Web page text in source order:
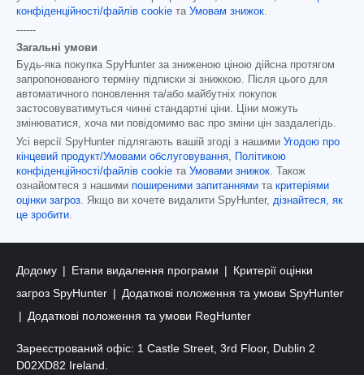
конфіденційності/файлів cookie та Умовам знижок
------
Загальні умови
Будь-яка покупка SpyHunter за зниженою ціною дійсна протягом
запропонованого терміну підписки зі знижкою. Після цього для
автоматичного поновлення та/або майбутніх покупок
застосовуватимуться чинні стандартні ціни. Ціни можуть
змінюватися, хоча ми повідомимо вас про зміни цін заздалегідь.
Усі версії SpyHunter підлягають вашій згоді з нашими Угодою про
кінцевий продукт/Умовами обслуговування
Політикою
конфіденційності/файлів cookie та Умовами знижок . Також
ознайомтеся з нашими поширеними запитаннями та критеріями
оцінки загроз . Якщо ви хочете видалити SpyHunter, дізнайтеся, як
це зробити
Додому Етапи видалення програми
Критерії оцінки
загроз SpyHunter
Додаткові положення та умови SpyHunter
Додаткові положення та умови RegHunter
Зареєстрований офіс: 1 Castle Street, 3rd Floor, Dublin 2
D02XD82 Ireland.